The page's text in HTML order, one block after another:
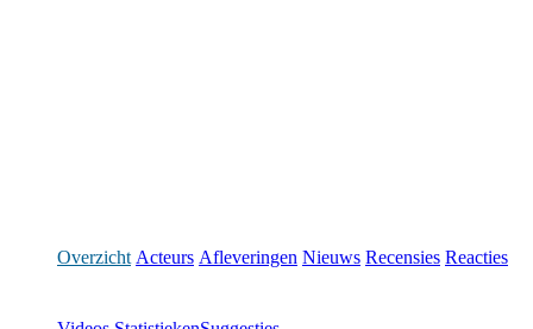
Overzicht Acteurs Afleveringen Nieuws Recensies Reacties